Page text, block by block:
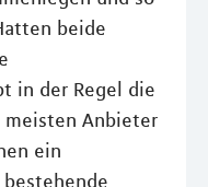
beide
in der Regel die
Anbieter
ein